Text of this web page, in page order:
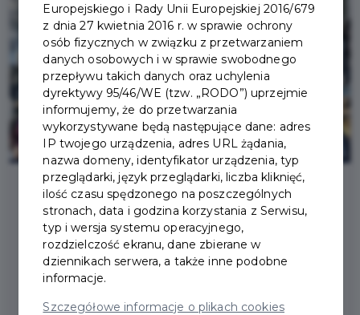
2026-01-23
"FERIE BEZ KOMÓRKI".
POLICJANCI I
Europejskiego i Rady Unii Europejskiej 2016/679
z dnia 27 kwietnia 2016 r. w sprawie ochrony
osób fizycznych w związku z przetwarzaniem
danych osobowych i w sprawie swobodnego
przepływu takich danych oraz uchylenia
dyrektywy 95/46/WE (tzw. „RODO”) uprzejmie
informujemy, że do przetwarzania
wykorzystywane będą następujące dane: adres
IP twojego urządzenia, adres URL żądania,
nazwa domeny, identyfikator urządzenia, typ
przeglądarki, język przeglądarki, liczba kliknięć,
ilość czasu spędzonego na poszczególnych
stronach, data i godzina korzystania z Serwisu,
typ i wersja systemu operacyjnego,
rozdzielczość ekranu, dane zbierane w
dziennikach serwera, a także inne podobne
informacje.
Szczegółowe informacje o plikach cookies